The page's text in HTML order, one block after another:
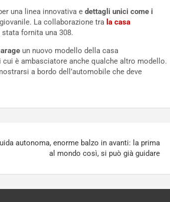
una linea innovativa e dettagli unici come i
La collaborazione tra la casa
fornita una 308.
un nuovo modello della casa
è ambasciatore anche qualche altro modello.
a bordo dell’automobile che deve
autonoma, enorme balzo in avanti: la prima
al mondo così, si può già guidare